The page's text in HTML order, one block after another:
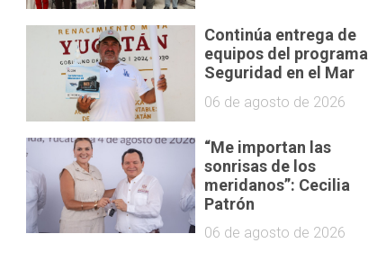
Continúa entrega de
equipos del programa
Seguridad en el Mar
06 de agosto de 2026
“Me importan las
sonrisas de los
meridanos”: Cecilia
Patrón
06 de agosto de 2026